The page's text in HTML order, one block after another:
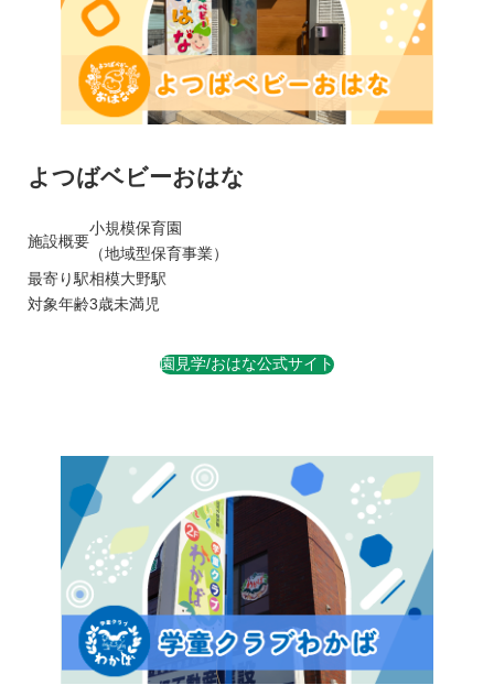
よつばベビーおはな
施設概要
小規模保育園
（地域型保育事業）
最寄り駅相模大野駅
対象年齢3歳未満児
園見学/おはな公式サイト